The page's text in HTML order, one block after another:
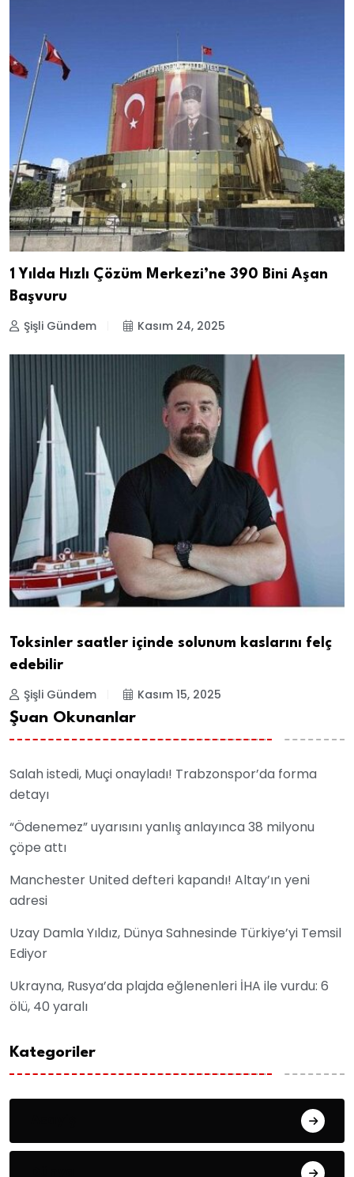
1 Yılda Hızlı Çözüm Merkezi’ne 390 Bini Aşan
Başvuru
Şişli Gündem Kasım 24, 2025
Toksinler saatler içinde solunum kaslarını felç
edebilir
Şişli Gündem
Kasım 15, 2025
Şuan Okunanlar
Salah istedi, Muçi onayladı! Trabzonspor’da forma
detayı
“Ödenemez” uyarısını yanlış anlayınca 38 milyonu
çöpe attı
Manchester United defteri kapandı! Altay’ın yeni
adresi
Uzay Damla Yıldız, Dünya Sahnesinde Türkiye’yi Temsil
Ediyor
Ukrayna, Rusya’da plajda eğlenenleri İHA ile vurdu: 6
ölü, 40 yaralı
Kategoriler